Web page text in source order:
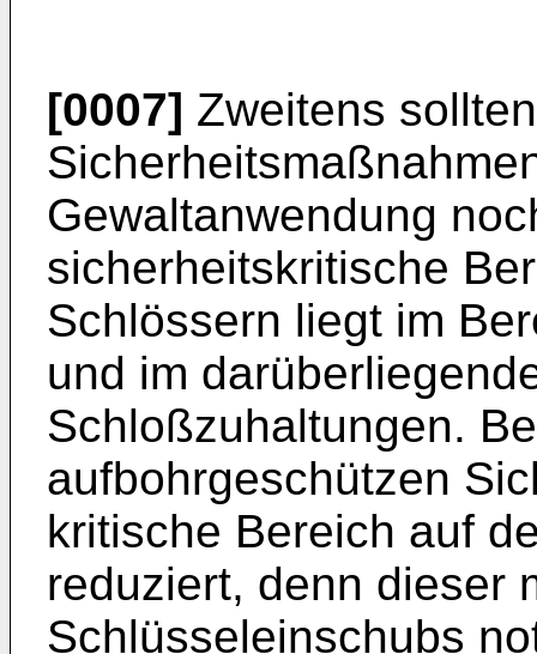
[0007] Zweitens
Gewaltanwendung
sicherheitskritische
Schlössern liegt im
und im
Schloßzuhaltungen.
aufbohrgeschützen
kritische Bereich auf
reduziert, denn dieser
Schlüsseleinschubs